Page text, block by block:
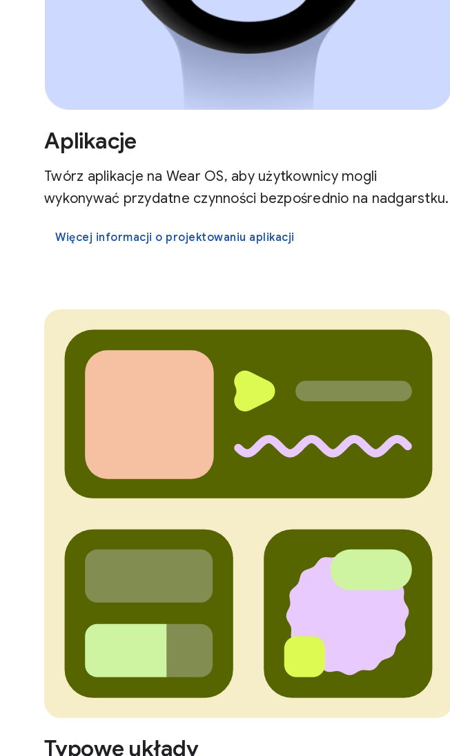
Aplikacje
Twórz aplikacje na Wear OS, aby użytkownicy mogli
wykonywać przydatne czynności bezpośrednio na nadgarstku.
Więcej informacji o projektowaniu aplikacji
Typowe układy